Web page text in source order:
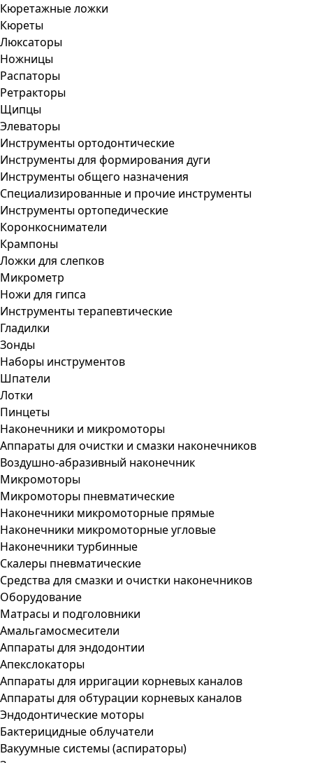
Кюретажные ложки
Кюреты
Люксаторы
Ножницы
Распаторы
Ретракторы
Щипцы
Элеваторы
Инструменты ортодонтические
Инструменты для формирования дуги
Инструменты общего назначения
Специализированные и прочие инструменты
Инструменты ортопедические
Коронкосниматели
Крампоны
Ложки для слепков
Микрометр
Ножи для гипса
Инструменты терапевтические
Гладилки
Зонды
Наборы инструментов
Шпатели
Лотки
Пинцеты
Наконечники и микромоторы
Аппараты для очистки и смазки наконечников
Воздушно-абразивный наконечник
Микромоторы
Микромоторы пневматические
Наконечники микромоторные прямые
Наконечники микромоторные угловые
Наконечники турбинные
Скалеры пневматические
Средства для смазки и очистки наконечников
Оборудование
Матрасы и подголовники
Амальгамосмесители
Аппараты для эндодонтии
Апекслокаторы
Аппараты для ирригации корневых каналов
Аппараты для обтурации корневых каналов
Эндодонтические моторы
Бактерицидные облучатели
Вакуумные системы (аспираторы)